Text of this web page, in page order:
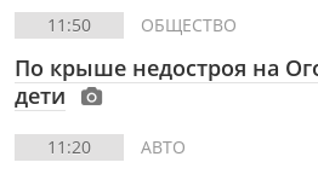
11:50 ОБЩЕСТВО
По крыше недостроя на
дети
11:20 АВТО